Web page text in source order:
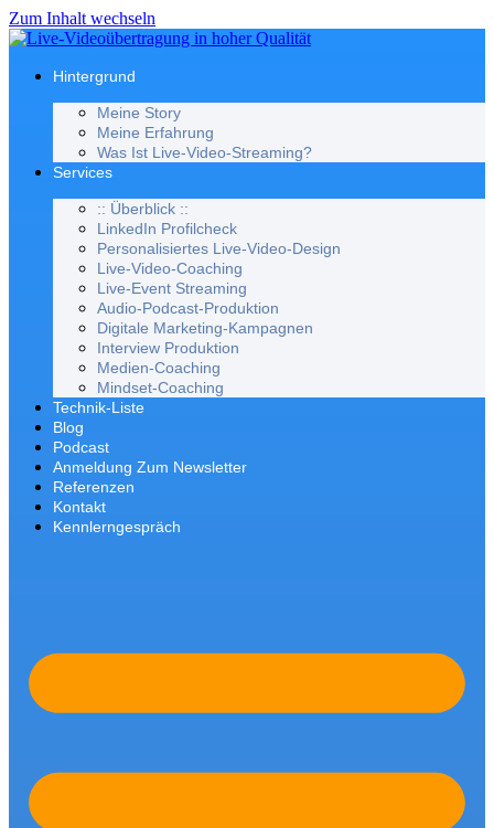
Zum Inhalt wechseln
Hintergrund
Meine Story
Meine Erfahrung
Was Ist Live-Video-Streaming?
Services
:: Überblick ::
LinkedIn Profilcheck
Personalisiertes Live-Video-Design
Live-Video-Coaching
Live-Event Streaming
Audio-Podcast-Produktion
Digitale Marketing-Kampagnen
Interview Produktion
Medien-Coaching
Mindset-Coaching
Technik-Liste
Blog
Podcast
Anmeldung Zum Newsletter
Referenzen
Kontakt
Kennlerngespräch